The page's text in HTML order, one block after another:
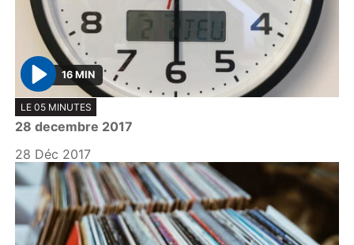
P
l
a
y
16 MIN
LE 05 MINUTES
28 decembre 2017
28 Déc 2017